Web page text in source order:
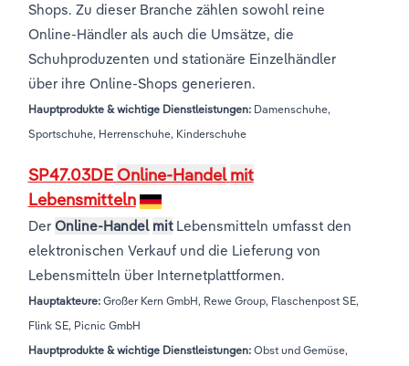
Shops. Zu dieser Branche zählen sowohl reine
Online-Händler als auch die Umsätze, die
Schuhproduzenten und stationäre Einzelhändler
über ihre Online-Shops generieren.
Hauptprodukte & wichtige Dienstleistungen:Damenschuhe,
Sportschuhe, Herrenschuhe, Kinderschuhe
SP47.03DE Online-Handel mit
Lebensmitteln
Der Online-Handel mitLebensmitteln umfasst den
elektronischen Verkauf und die Lieferung von
Lebensmitteln über Internetplattformen.
Hauptakteure: Großer Kern GmbH, Rewe Group, Flaschenpost SE,
Flink SE, Picnic GmbH
Hauptprodukte & wichtige Dienstleistungen:Obst und Gemüse,
Vereinigtes Königreich